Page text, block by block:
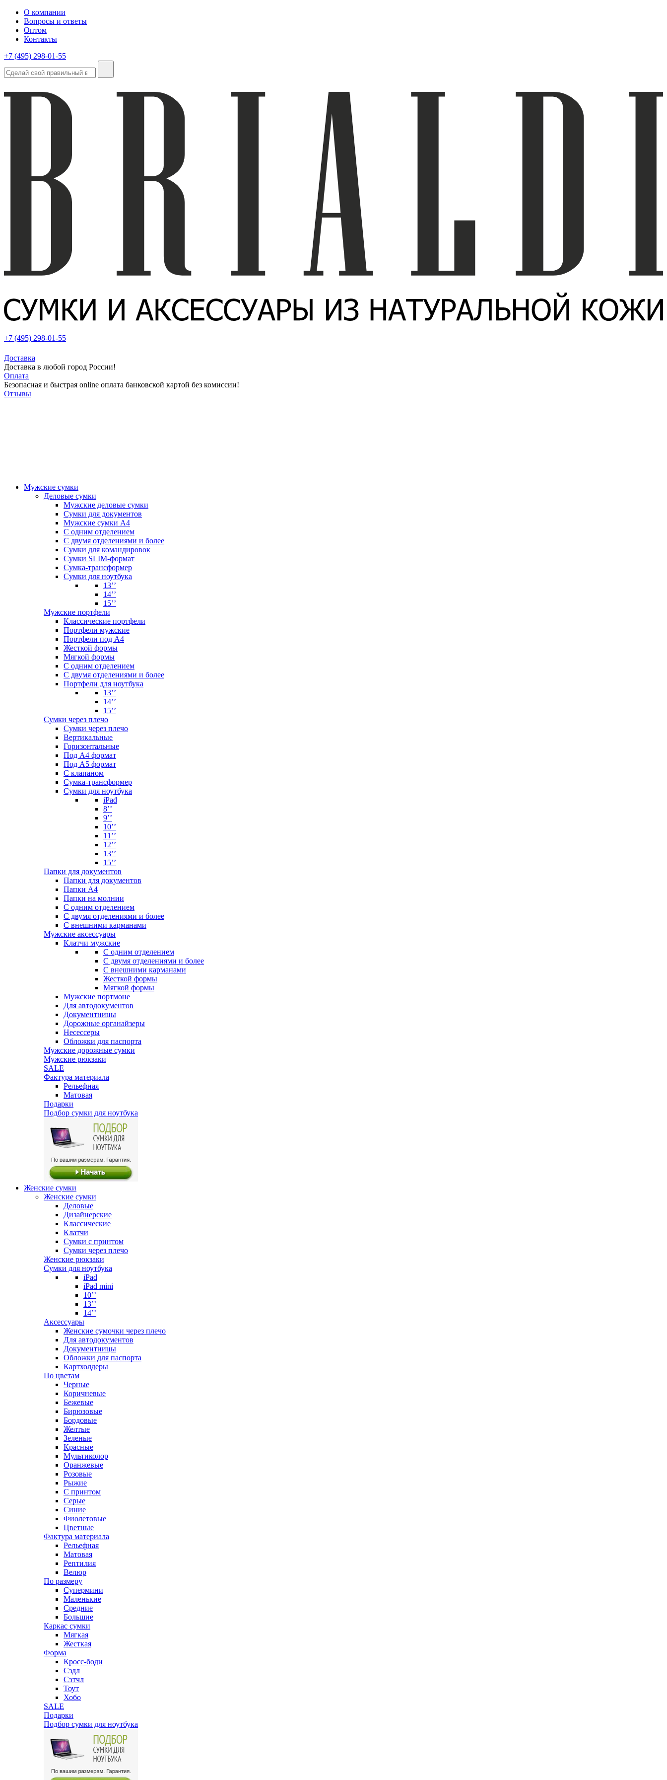
О компании
Вопросы и ответы
Оптом
Контакты
+7 (495) 298-01-55
+7 (495) 298-01-55
Доставка
Доставка в любой город России!
Оплата
Безопасная и быстрая online оплата банковской картой без комиссии!
Отзывы
Мужские сумки
Деловые сумки
Мужские деловые сумки
Сумки для документов
Мужские сумки А4
С одним отделением
С двумя отделениями и более
Сумки для командировок
Сумки SLIM-формат
Сумка-трансформер
Сумки для ноутбука
13’’
14’’
15’’
Мужские портфели
Классические портфели
Портфели мужские
Портфели под А4
Жесткой формы
Мягкой формы
С одним отделением
С двумя отделениями и более
Портфели для ноутбука
13’’
14’’
15’’
Сумки через плечо
Сумки через плечо
Вертикальные
Горизонтальные
Под А4 формат
Под А5 формат
С клапаном
Сумка-трансформер
Сумки для ноутбука
iPad
8’’
9’’
10’’
11’’
12’’
13’’
15’’
Папки для документов
Папки для документов
Папки А4
Папки на молнии
С одним отделением
С двумя отделениями и более
С внешними карманами
Мужские аксессуары
Клатчи мужские
С одним отделением
С двумя отделениями и более
С внешними карманами
Жесткой формы
Мягкой формы
Мужские портмоне
Для автодокументов
Документницы
Дорожные органайзеры
Несессеры
Обложки для паспорта
Мужские дорожные сумки
Мужские рюкзаки
SALE
Фактура материала
Рельефная
Матовая
Подарки
Подбор сумки для ноутбука
Женские сумки
Женские сумки
Деловые
Дизайнерские
Классические
Клатчи
Сумки с принтом
Сумки через плечо
Женские рюкзаки
Сумки для ноутбука
iPad
iPad mini
10’’
13’’
14’’
Аксессуары
Женские сумочки через плечо
Для автодокументов
Документницы
Обложки для паспорта
Картхолдеры
По цветам
Черные
Коричневые
Бежевые
Бирюзовые
Бордовые
Желтые
Зеленые
Красные
Мультиколор
Оранжевые
Розовые
Рыжие
С принтом
Серые
Синие
Фиолетовые
Цветные
Фактура материала
Рельефная
Матовая
Рептилия
Велюр
По размеру
Супермини
Маленькие
Средние
Большие
Каркас сумки
Мягкая
Жесткая
Форма
Кросс-боди
Сэдл
Сэтчл
Тоут
Хобо
SALE
Подарки
Подбор сумки для ноутбука